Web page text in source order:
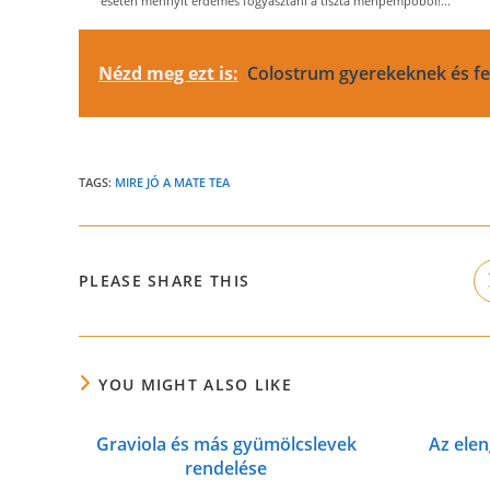
Nézd meg ezt is: Colostrum gyerekeknek és
TAGS: MIRE JÓ A MATE TEA
PLEASE SHARE THIS
YOU MIGHT ALSO LIKE
Graviola és más gyümölcslevek
rendelése
Az